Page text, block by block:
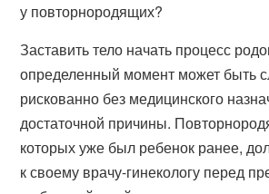
у повторнородящих?
Заставить тело начать процесс
определенный момент может быть
рискованно без медицинского
достаточной причины.
которых уже был ребенок ранее,
к своему врачу-гинекологу перед